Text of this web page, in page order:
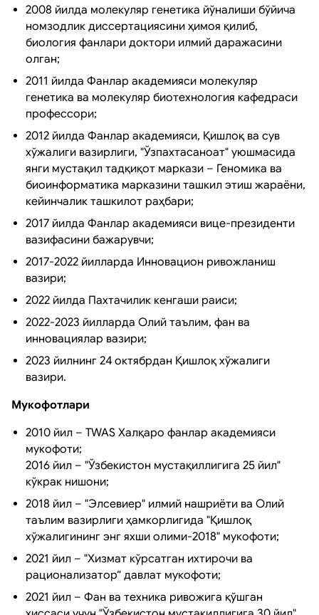
2008 йилда молекуляр генетика йўналиши бўйича
номзодлик диссертациясини ҳимоя қилиб,
биология фанлари доктори илмий даражасини
олган;
2011 йилда Фанлар академияси молекуляр
генетика ва молекуляр биотехнология кафедраси
профессори;
2012 йилда Фанлар академияси, Қишлоқ ва сув
хўжалиги вазирлиги, "Ўзпахтасаноат" уюшмасида
янги мустақил тадқиқот маркази – Геномика ва
биоинформатика марказини ташкил этиш жараёни,
кейинчалик ташкилот раҳбари;
2017 йилда Фанлар академияси вице-президенти
вазифасини бажарувчи;
2017-2022 йилларда Инновацион ривожланиш
вазири;
2022 йилда Пахтачилик кенгаши раиси;
2022-2023 йилларда Олий таълим, фан ва
инновациялар вазири;
2023 йилнинг 24 октябрдан Қишлоқ хўжалиги
вазири.
Мукофотлари
2010 йил – TWAS Халқаро фанлар академияси
мукофоти;
2016 йил – "Ўзбекистон мустақиллигига 25 йил"
кўкрак нишони;
2018 йил – "Элсевиер" илмий нашриёти ва Олий
таълим вазирлиги ҳамкорлигида "Қишлоқ
хўжалигининг энг яхши олими-2018" мукофоти;
2021 йил – "Хизмат кўрсатган ихтирочи ва
рационализатор“ давлат мукофоти;
2021 йил – Фан ва техника ривожига қўшган